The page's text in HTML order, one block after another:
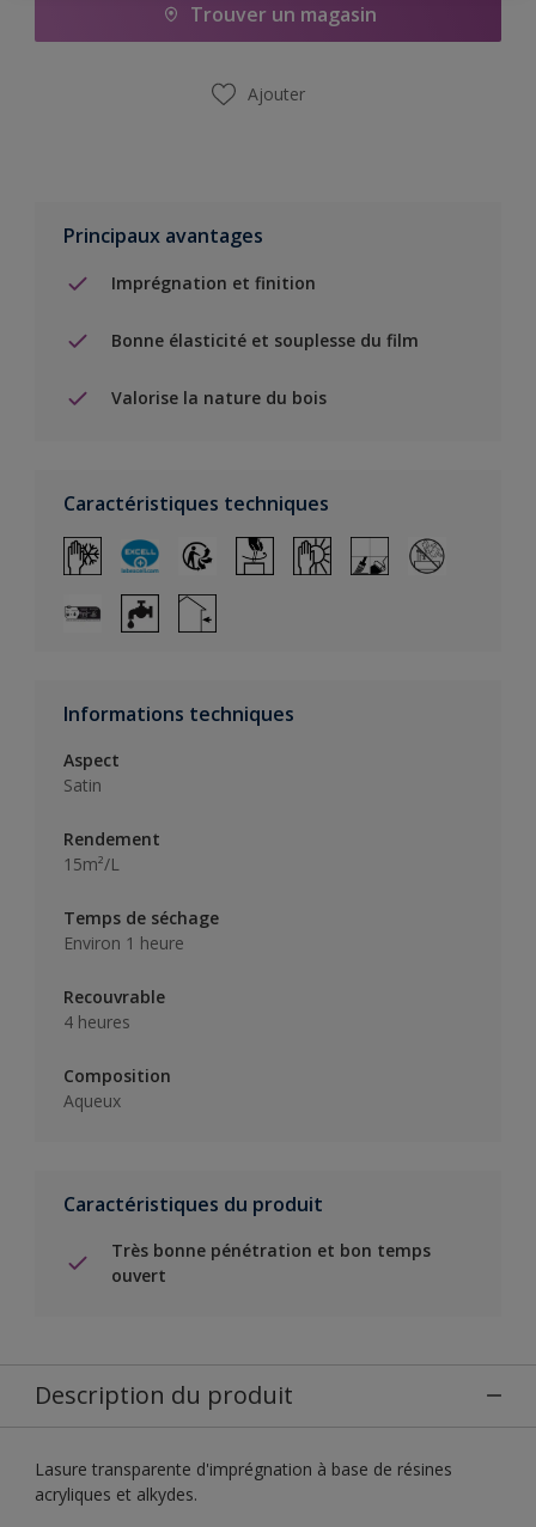
Trouver un magasin
Ajouter
Principaux avantages
Imprégnation et finition
Bonne élasticité et souplesse du film
Valorise la nature du bois
Caractéristiques techniques
Informations techniques
Aspect
Satin
Rendement
15m²/L
Temps de séchage
Environ 1 heure
Recouvrable
4 heures
Composition
Aqueux
Caractéristiques du produit
Très bonne pénétration et bon temps
ouvert
Description du produit
Lasure transparente d'imprégnation à base de résines
acryliques et alkydes.